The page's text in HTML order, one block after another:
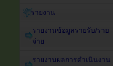
รายงาน
รายงานข้อมูลรายรับ/ราย
จ่าย
รายงานผลการดำเนินงาน